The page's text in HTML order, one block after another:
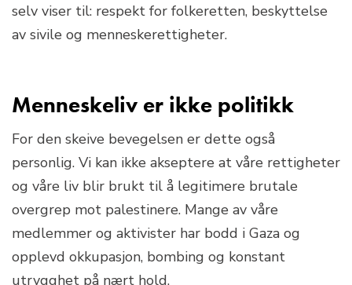
selv viser til: respekt for folkeretten, beskyttelse
av sivile og menneskerettigheter.
Menneskeliv er ikke politikk
For den skeive bevegelsen er dette også
personlig. Vi kan ikke akseptere at våre rettigheter
og våre liv blir brukt til å legitimere brutale
overgrep mot palestinere. Mange av våre
medlemmer og aktivister har bodd i Gaza og
opplevd okkupasjon, bombing og konstant
utrygghet på nært hold.